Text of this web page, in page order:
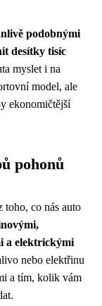
podobnými
desítky tisíc
myslet i na
model, ale
ekonomičtější
pohonů
co nás auto
a elektrickými
nebo elektřinu
a tím, kolik vám